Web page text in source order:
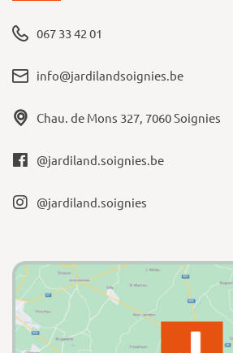
067 33 42 01
info@jardilandsoignies.be
Chau. de Mons 327, 7060 Soignies
@jardiland.soignies.be
@jardiland.soignies